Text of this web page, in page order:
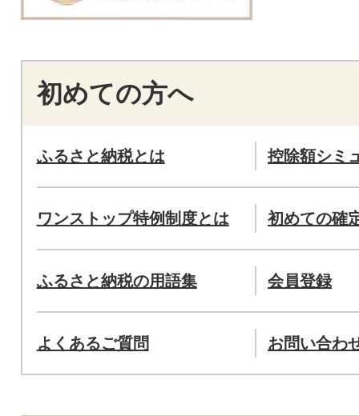
初めての方へ
ふるさと納税とは 控除額シミ
ワンストップ特例制度とは 初めての確
ふるさと納税の用語集 会員登録
よくあるご質問 お問い合わ